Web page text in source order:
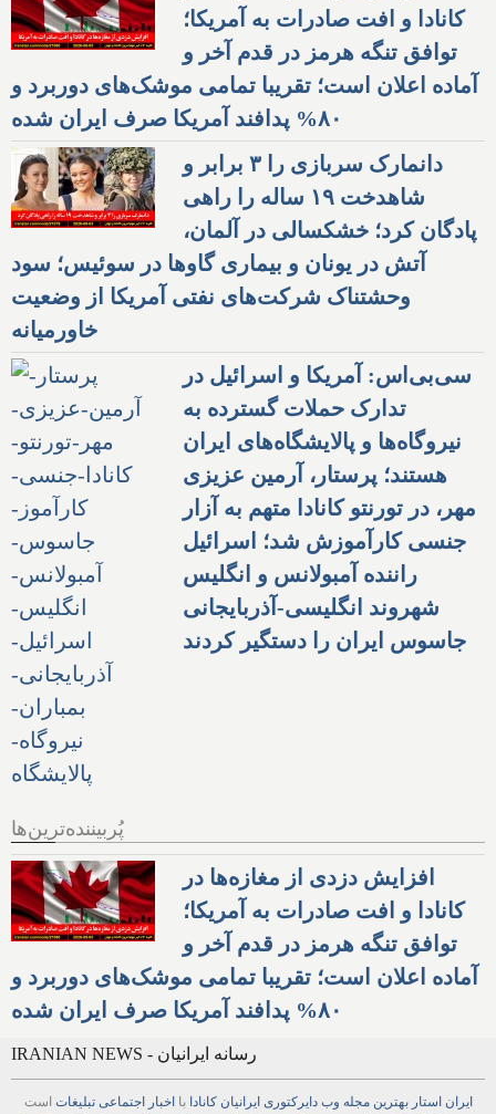
کانادا و افت صادرات به آمریکا؛
توافق تنگه هرمز در قدم آخر و
آماده اعلان است؛ تقریبا تمامی موشک‌های دوربرد و
۸۰% پدافند آمریکا صرف ایران شده
دانمارک سربازی را ۳ برابر و
شاهدخت ۱۹ ساله را راهی
پادگان کرد؛ خشکسالی در آلمان،
آتش در یونان و بیماری گاوها در سوئیس؛ سود
وحشتناک شرکت‌های نفتی آمریکا از وضعیت
خاورمیانه
سی‌بی‌اس: آمریکا و اسرائیل در
تدارک حملات گسترده به
نیروگاه‌ها و پالایشگاه‌های ایران
هستند؛ پرستار، آرمین عزیزی
مهر، در تورنتو کانادا متهم به آزار
جنسی کارآموزش شد؛ اسرائیل
راننده آمبولانس و انگلیس
شهروند انگلیسی-آذربایجانی
جاسوس ایران را دستگیر کردند
پُربیننده‌ترین‌ها
افزایش دزدی از مغازه‌ها در
کانادا و افت صادرات به آمریکا؛
توافق تنگه هرمز در قدم آخر و
آماده اعلان است؛ تقریبا تمامی موشک‌های دوربرد و
۸۰% پدافند آمریکا صرف ایران شده
IRANIAN NEWS - رسانه ایرانیان
ایران استار بهترین مجله وب دایرکتوری ایرانیان کانادا بااخبار اجتماعی تبلیغات است